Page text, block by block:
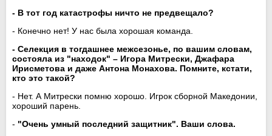
- В тот год катастрофы ничто не предвещало?
- Конечно нет! У нас была хорошая команда.
- Селекция в тогдашнее межсезонье, по вашим словам,
состояла из "находок" – Игора Митрески, Джафара
Ирисметова и даже Антона Монахова. Помните, кстати,
кто это такой?
- Нет. А Митрески помню хорошо. Игрок сборной Македонии,
хороший парень.
- "Очень умный последний защитник". Ваши слова.